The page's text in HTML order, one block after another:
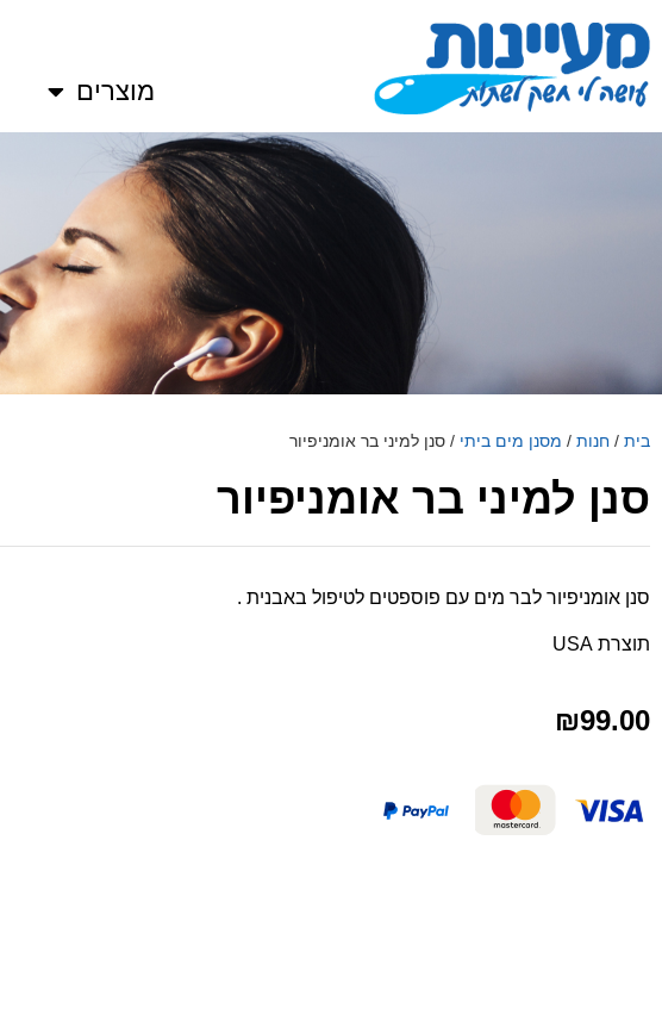
מוצרים
בית / חנות / מסנן מים ביתי / סנן למיני בר אומניפיור
סנן למיני בר אומניפיור
סנן אומניפיור לבר מים עם פוספטים לטיפול באבנית .
תוצרת USA
₪99.00